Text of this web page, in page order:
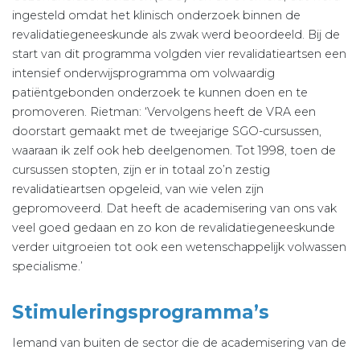
ingesteld omdat het klinisch onderzoek binnen de
revalidatiegeneeskunde als zwak werd beoordeeld. Bij de
start van dit programma volgden vier revalidatieartsen een
intensief onderwijsprogramma om volwaardig
patiëntgebonden onderzoek te kunnen doen en te
promoveren. Rietman: ‘Vervolgens heeft de VRA een
doorstart gemaakt met de tweejarige SGO-cursussen,
waaraan ik zelf ook heb deelgenomen. Tot 1998, toen de
cursussen stopten, zijn er in totaal zo’n zestig
revalidatieartsen opgeleid, van wie velen zijn
gepromoveerd. Dat heeft de academisering van ons vak
veel goed gedaan en zo kon de revalidatiegeneeskunde
verder uitgroeien tot ook een wetenschappelijk volwassen
specialisme.’
Stimuleringsprogramma’s
Iemand van buiten de sector die de academisering van de